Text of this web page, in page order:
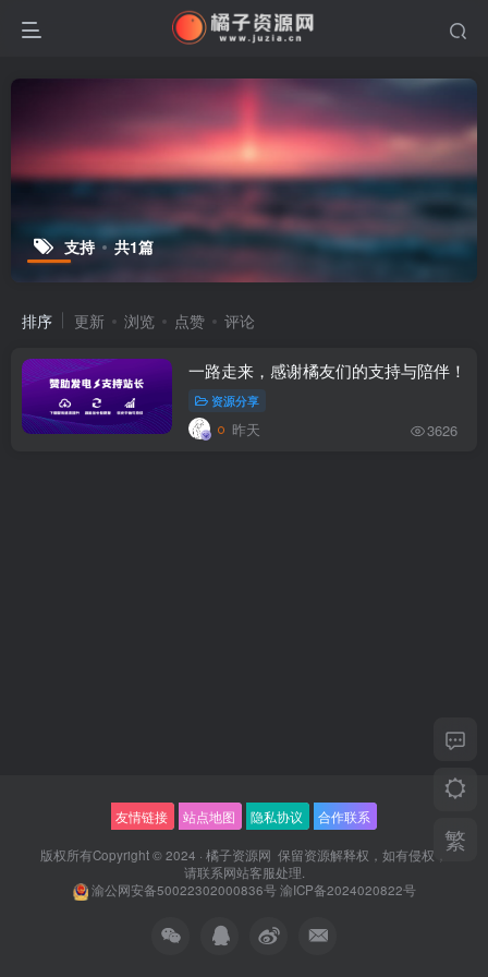
支持 共1篇
排序 更新 浏览 点赞 评论
一路走来，感谢橘友们的支持与陪伴！
资源分享
昨天 3626
友情链接 站点地图 隐私协议 合作联系
版权所有Copyright © 2024 · 橘子资源网 保留资源解释权，如有侵权，
请联系网站客服处理.
渝公网安备50022302000836号 渝ICP备2024020822号
繁